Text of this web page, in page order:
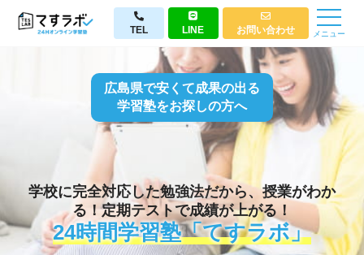
TEL LINE お問い合わせ メニュー
広島県で安くて成果の出る
学習塾をお探しの方へ
学校に完全対応した勉強法だから、授業がわか
る！定期テストで成績が上がる！
24時間学習塾「てすラボ」